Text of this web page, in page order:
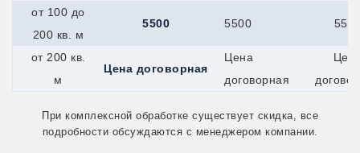
Мамадыш
Минеральные-Воды
Минусинск
Мичуринск
Можга
Муром
от 100 до
200 кв. м
5500 5500
от 200 кв.
м
Цена договорная
Цена
договорная
При комплексной обработке существует скидка, все
подробности обсуждаются с менеджером компании.